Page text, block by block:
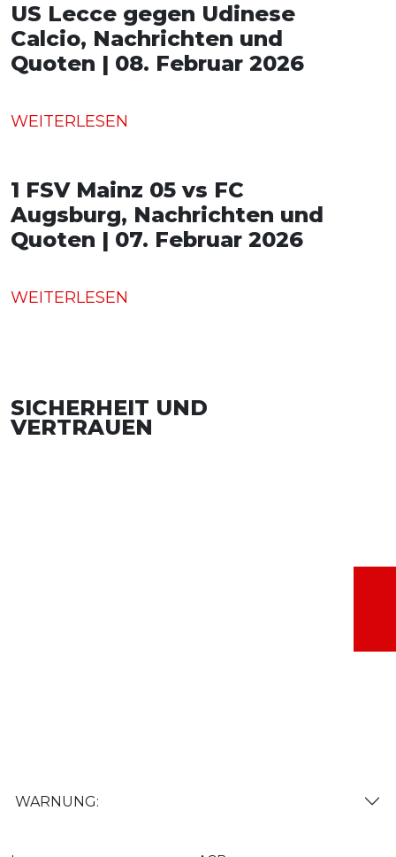
US Lecce gegen Udinese
Calcio, Nachrichten und
Quoten | 08. Februar 2026
WEITERLESEN
1 FSV Mainz 05 vs FC
Augsburg, Nachrichten und
Quoten | 07. Februar 2026
WEITERLESEN
SICHERHEIT UND
VERTRAUEN
WARNUNG: